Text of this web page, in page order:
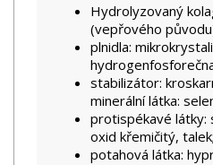
Hydrolyzovaný
(vepřového
plnidla:
stabilizátor:
minerální látka:
protispékavé látky:
oxid křemičitý, talek;
potahová látka: